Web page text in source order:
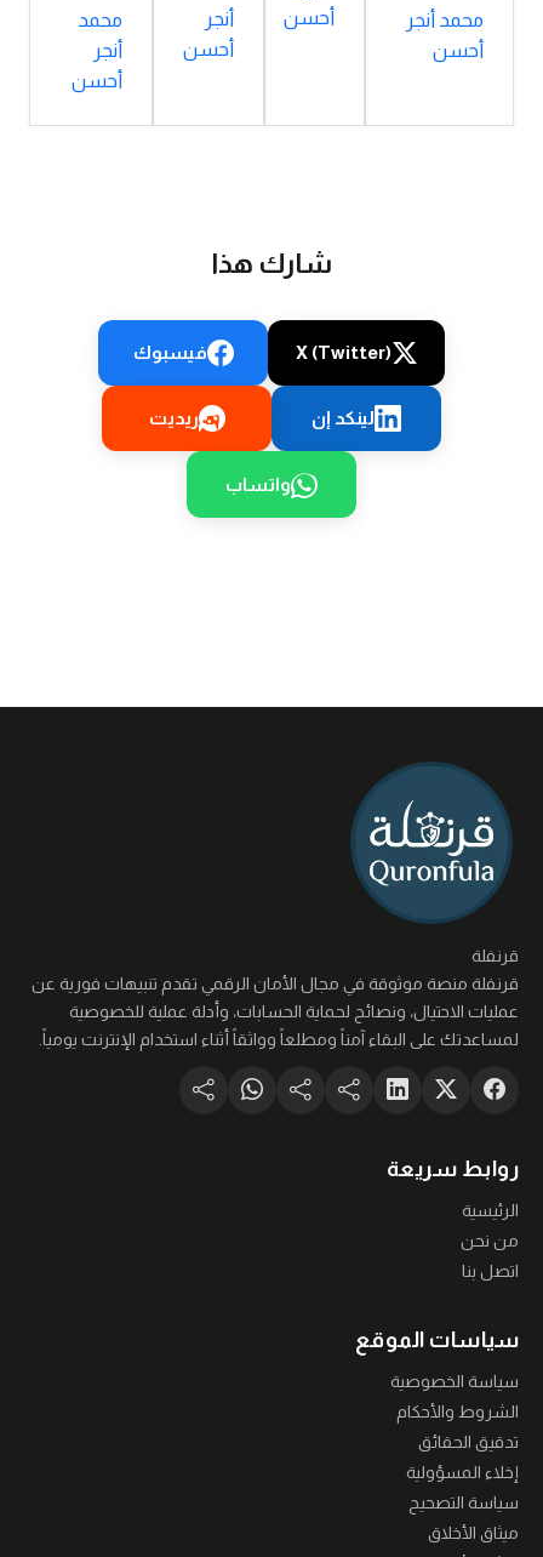
محمد أنجر
أحسن
أحسن
أنجر
أحسن
محمد
أنجر
أحسن
شارك هذا
X (Twitter) فيسبوك
لينكد إن ريديت
واتساب
قرنفلة
قرنفلة منصة موثوقة في مجال الأمان الرقمي تقدم تنبيهات فورية عن
عمليات الاحتيال، ونصائح لحماية الحسابات، وأدلة عملية للخصوصية
لمساعدتك على البقاء آمناً ومطلعاً وواثقاً أثناء استخدام الإنترنت يومياً.
روابط سريعة
الرئيسية
من نحن
اتصل بنا
سياسات الموقع
سياسة الخصوصية
الشروط والأحكام
تدقيق الحقائق
إخلاء المسؤولية
سياسة التصحيح
ميثاق الأخلاق